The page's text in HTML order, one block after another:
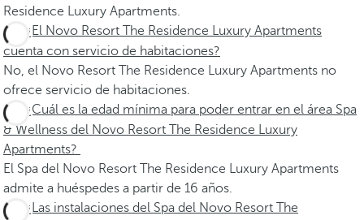
Residence Luxury Apartments.
¿El Novo Resort The Residence Luxury Apartments
cuenta con servicio de habitaciones?
No, el Novo Resort The Residence Luxury Apartments no
ofrece servicio de habitaciones.
¿Cuál es la edad mínima para poder entrar en el área Spa
& Wellness del Novo Resort The Residence Luxury
Apartments?
El Spa del Novo Resort The Residence Luxury Apartments
admite a huéspedes a partir de 16 años.
¿Las instalaciones del Spa del Novo Resort The